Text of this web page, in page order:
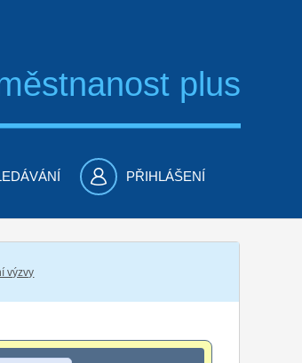
plus
PŘIHLÁŠENÍ
výzvy